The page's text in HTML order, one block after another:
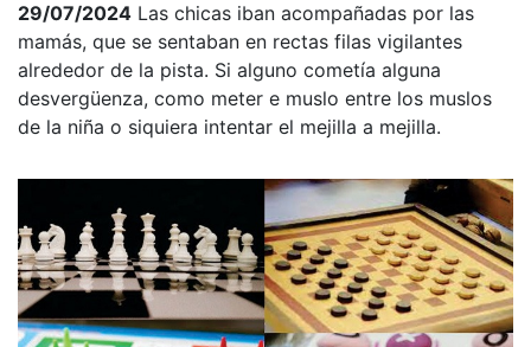
29/07/2024 Las chicas iban acompañadas por las
mamás, que se sentaban en rectas filas vigilantes
alrededor de la pista. Si alguno cometía alguna
desvergüenza, como meter e muslo entre los muslos
de la niña o siquiera intentar el mejilla a mejilla.